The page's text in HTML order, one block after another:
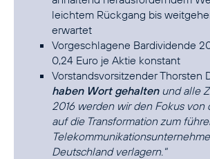
leichtem Rückgang bis
erwartet
Vorgeschlagene Bardividende
0,24 Euro je Aktie konstant
Vorstandsvorsitzender Thorsten
haben Wort gehaltenund alle
2016 werden wir den Fokus von
auf die Transformation zum
Deutschland verlagern."